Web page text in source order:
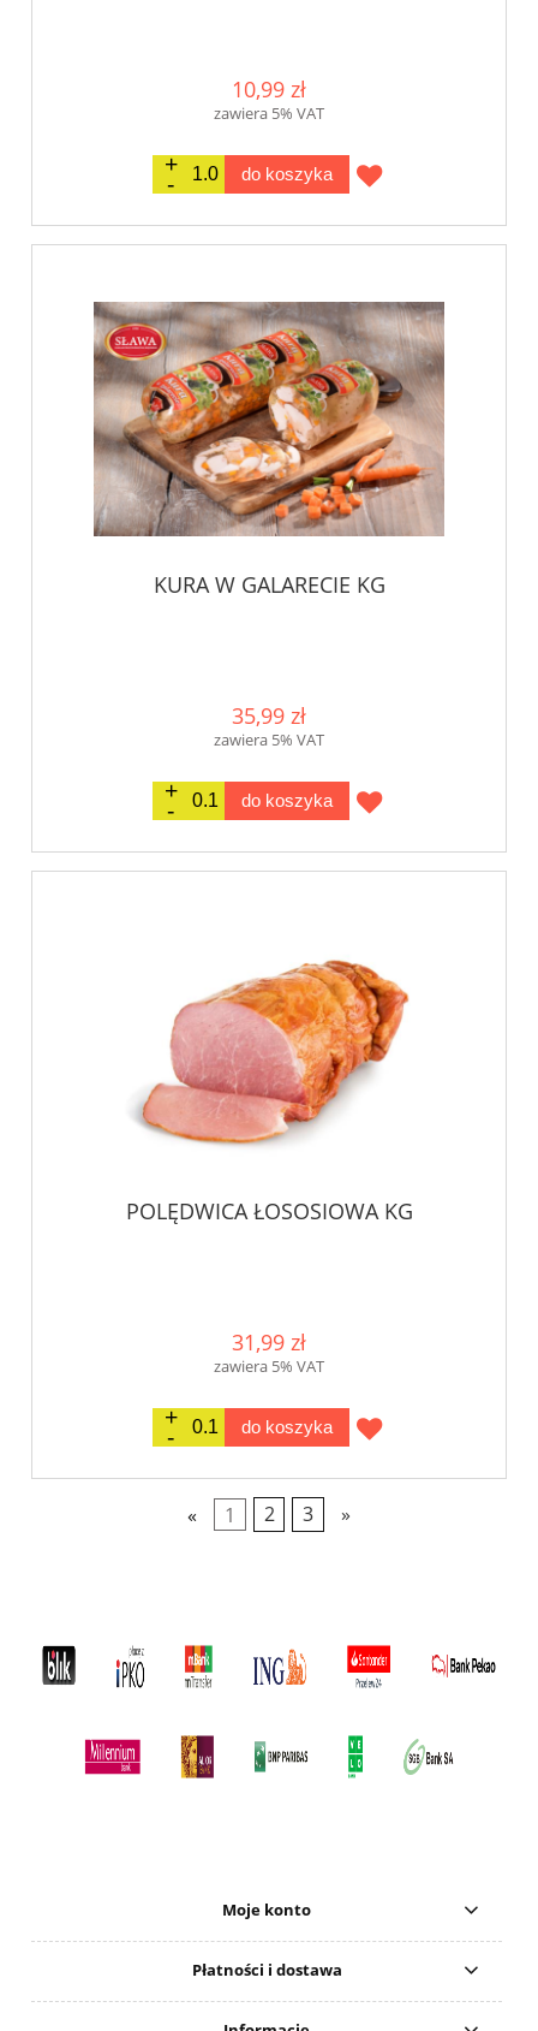
10,99 zł
zawiera 5% VAT
do koszyka
KURA W GALARECIE KG
35,99 zł
zawiera 5% VAT
do koszyka
POLĘDWICA ŁOSOSIOWA KG
31,99 zł
zawiera 5% VAT
do koszyka
« 1 2 3 »
Moje konto
Płatności i dostawa